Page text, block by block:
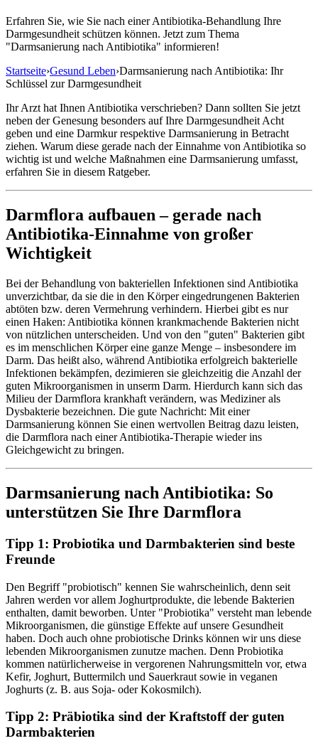
Erfahren Sie, wie Sie nach einer Antibiotika-Behandlung Ihre
Darmgesundheit schützen können. Jetzt zum Thema
"Darmsanierung nach Antibiotika" informieren!
Startseite›Gesund Leben›Darmsanierung nach Antibiotika: Ihr
Schlüssel zur Darmgesundheit
Ihr Arzt hat Ihnen Antibiotika verschrieben? Dann sollten Sie jetzt
neben der Genesung besonders auf Ihre Darmgesundheit Acht
geben und eine Darmkur respektive Darmsanierung in Betracht
ziehen. Warum diese gerade nach der Einnahme von Antibiotika so
wichtig ist und welche Maßnahmen eine Darmsanierung umfasst,
erfahren Sie in diesem Ratgeber.
Darmflora aufbauen – gerade nach
Antibiotika-Einnahme von großer
Wichtigkeit
Bei der Behandlung von bakteriellen Infektionen sind Antibiotika
unverzichtbar, da sie die in den Körper eingedrungenen Bakterien
abtöten bzw. deren Vermehrung verhindern. Hierbei gibt es nur
einen Haken: Antibiotika können krankmachende Bakterien nicht
von nützlichen unterscheiden. Und von den "guten" Bakterien gibt
es im menschlichen Körper eine ganze Menge – insbesondere im
Darm. Das heißt also, während Antibiotika erfolgreich bakterielle
Infektionen bekämpfen, dezimieren sie gleichzeitig die Anzahl der
guten Mikroorganismen in unserm Darm. Hierdurch kann sich das
Milieu der Darmflora krankhaft verändern, was Mediziner als
Dysbakterie bezeichnen. Die gute Nachricht: Mit einer
Darmsanierung können Sie einen wertvollen Beitrag dazu leisten,
die Darmflora nach einer Antibiotika-Therapie wieder ins
Gleichgewicht zu bringen.
Darmsanierung nach Antibiotika: So
unterstützen Sie Ihre Darmflora
Tipp 1: Probiotika und Darmbakterien sind beste
Freunde
Den Begriff "probiotisch" kennen Sie wahrscheinlich, denn seit
Jahren werden vor allem Joghurtprodukte, die lebende Bakterien
enthalten, damit beworben. Unter "Probiotika" versteht man lebende
Mikroorganismen, die günstige Effekte auf unsere Gesundheit
haben. Doch auch ohne probiotische Drinks können wir uns diese
lebenden Mikroorganismen zunutze machen. Denn Probiotika
kommen natürlicherweise in vergorenen Nahrungsmitteln vor, etwa
Kefir, Joghurt, Buttermilch und Sauerkraut sowie in veganen
Joghurts (z. B. aus Soja- oder Kokosmilch).
Tipp 2: Präbiotika sind der Kraftstoff der guten
Darmbakterien